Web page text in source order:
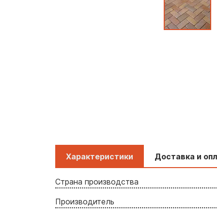
Характеристики Доставка и
Страна производства
Производитель